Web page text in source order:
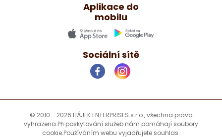
Aplikace do
mobilu
Sociální sítě
© 2010 - 2026 HÁJEK ENTERPRISES s.r.o., všechna práva
vyhrazena.Při poskytování služeb nám pomáhají soubory
cookie.Používáním webu vyjadřujete souhlas.